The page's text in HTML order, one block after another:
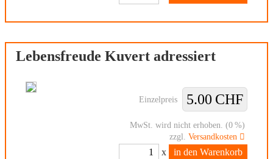
Lebensfreude Kuvert adressiert
Einzelpreis 5.00 CHF
MwSt. wird nicht erhoben. (0 %)
zzgl.Versandkosten
x in den Warenkorb